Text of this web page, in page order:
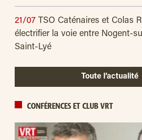
21/07
TSO Caténaires et Colas
électrifier la voie entre Nogent-
Saint-Lyé
Toute l’actualité
CONFÉRENCES ET CLUB VRT